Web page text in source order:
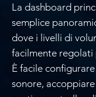
La dashboard
semplice
dove i livelli di
facilmente regolati
È facile
sonore,